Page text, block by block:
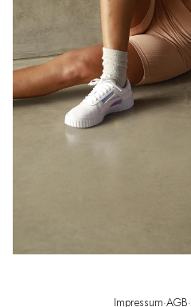
Impressum·AGB·